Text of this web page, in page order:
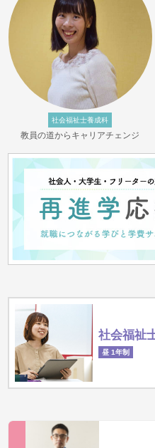
社会福祉士養成科
教員の道からキャリアチェンジ
社会福祉
昼 1年制